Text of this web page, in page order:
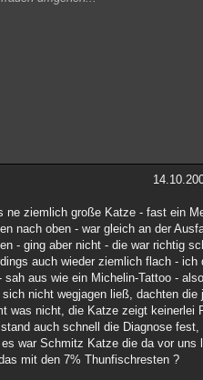
ziemlich große Katze - fast ein
nach oben - war gleich an der
- ging aber nicht - die war richtig
auch wieder ziemlich flach - ich
aus wie ein Michelin-Tattoo -
nicht wegjagen ließ, dachten die
was nicht, die Katze zeigt keinerlei
auch schnell die Diagnose fest,
war Schmitz Katze die da vor uns
mit den 7% Thunfischresten ?